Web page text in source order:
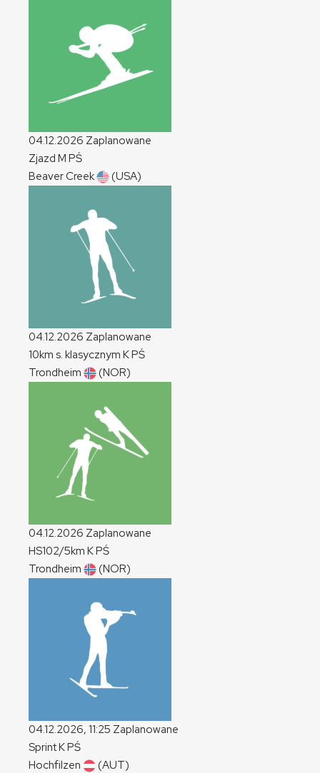
04.12.2026 Zaplanowane
Zjazd M PŚ
Beaver Creek
(USA)
04.12.2026 Zaplanowane
10km s. klasycznym KPŚ
Trondheim
(NOR)
04.12.2026 Zaplanowane
HS102/5km KPŚ
Trondheim
(NOR)
04.12.2026, 11:25 Zaplanowane
SprintKPŚ
Hochfilzen
(AUT)